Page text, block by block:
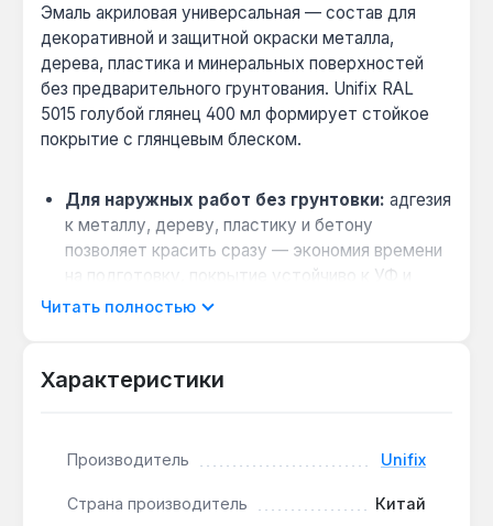
Эмаль акриловая универсальная — состав для
декоративной и защитной окраски металла,
дерева, пластика и минеральных поверхностей
без предварительного грунтования. Unifix RAL
5015 голубой глянец 400 мл формирует стойкое
покрытие с глянцевым блеском.
Для наружных работ без грунтовки: адгезия
к металлу, дереву, пластику и бетону
позволяет красить сразу — экономия времени
на подготовку, покрытие устойчиво к УФ и
влаге.
возможность наносить повторный слой через
покрытие выдерживает механическое
для уличных металлических элементов.
Читать полностью
Характеристики
Производитель Unifix
Страна производитель Китай